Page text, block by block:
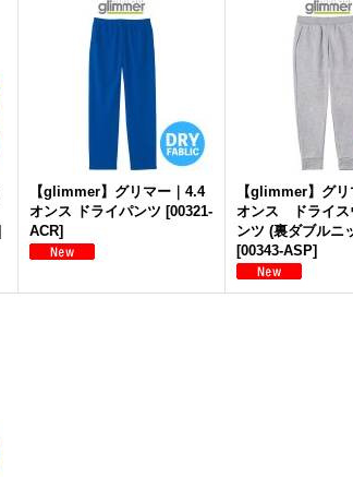
【glimmer】グリマー｜4.4
オンス ドライパンツ [00321-
ACR]
【glimmer】グ
オンス ドライス
ンツ (裏ダブルニ
[00343-ASP]